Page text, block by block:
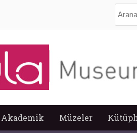
Akademik Müzeler